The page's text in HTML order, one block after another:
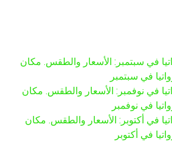
في سبتمبر: الأسعار والطقس. مكان
في سبتمبر
في نوفمبر: الأسعار والطقس. مكان
في نوفمبر
في أكتوبر: الأسعار والطقس. مكان
في أكتوبر